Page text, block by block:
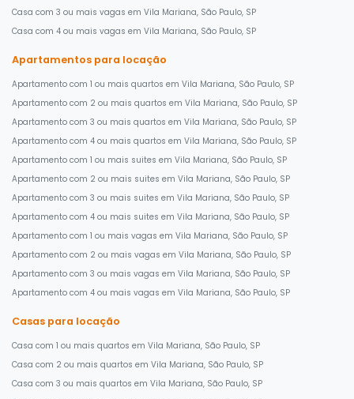
Casa com 3 ou mais vagas em Vila Mariana, São Paulo, SP
Casa com 4 ou mais vagas em Vila Mariana, São Paulo, SP
Apartamentos para locação
Apartamento com 1 ou mais quartos em Vila Mariana, São Paulo, SP
Apartamento com 2 ou mais quartos em Vila Mariana, São Paulo, SP
Apartamento com 3 ou mais quartos em Vila Mariana, São Paulo, SP
Apartamento com 4 ou mais quartos em Vila Mariana, São Paulo, SP
Apartamento com 1 ou mais suites em Vila Mariana, São Paulo, SP
Apartamento com 2 ou mais suites em Vila Mariana, São Paulo, SP
Apartamento com 3 ou mais suites em Vila Mariana, São Paulo, SP
Apartamento com 4 ou mais suites em Vila Mariana, São Paulo, SP
Apartamento com 1 ou mais vagas em Vila Mariana, São Paulo, SP
Apartamento com 2 ou mais vagas em Vila Mariana, São Paulo, SP
Apartamento com 3 ou mais vagas em Vila Mariana, São Paulo, SP
Apartamento com 4 ou mais vagas em Vila Mariana, São Paulo, SP
Casas para locação
Casa com 1 ou mais quartos em Vila Mariana, São Paulo, SP
Casa com 2 ou mais quartos em Vila Mariana, São Paulo, SP
Casa com 3 ou mais quartos em Vila Mariana, São Paulo, SP